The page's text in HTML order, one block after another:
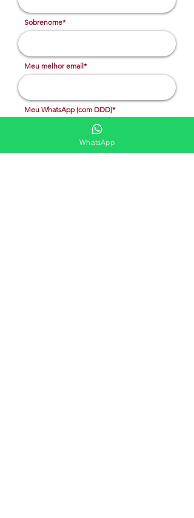
Sobrenome*
Meu melhor email*
Meu WhatsApp (com DDD)*
Caso deseje, deixe aqui outras
WhatsApp